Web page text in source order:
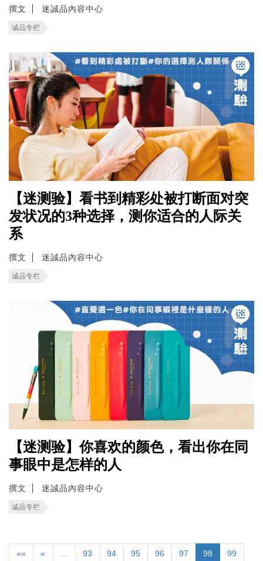
撰文 迷誠品內容中心
诚品专栏
【迷测验】看书到精彩处被打断面对突
发状况的3种选择，测你适合的人际关
系
撰文 迷誠品內容中心
诚品专栏
【迷测验】你喜欢的颜色，看出你在同
事眼中是怎样的人
撰文 迷誠品內容中心
诚品专栏
«« « 93 94 95 96 97 98 99